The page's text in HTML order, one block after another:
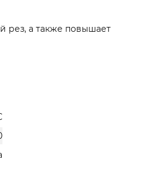
рез, а также повышает